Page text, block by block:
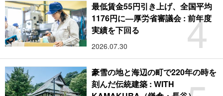
4
最低賃金55円引き上げ、全国平均
1176円に―厚労省審議会 : 前年度
実績を下回る
2026.07.30
豪雪の地と海辺の町で220年の時を
刻んだ伝統建築 : WITH